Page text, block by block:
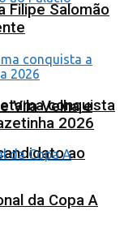
Vila Velha e
ao
Filipe Salomão
conquista
2026
da Copa A